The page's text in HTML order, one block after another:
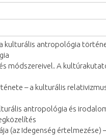
kulturális antropológia
módszereivel. A
– a kulturális
antropológia és
(az Idegenség